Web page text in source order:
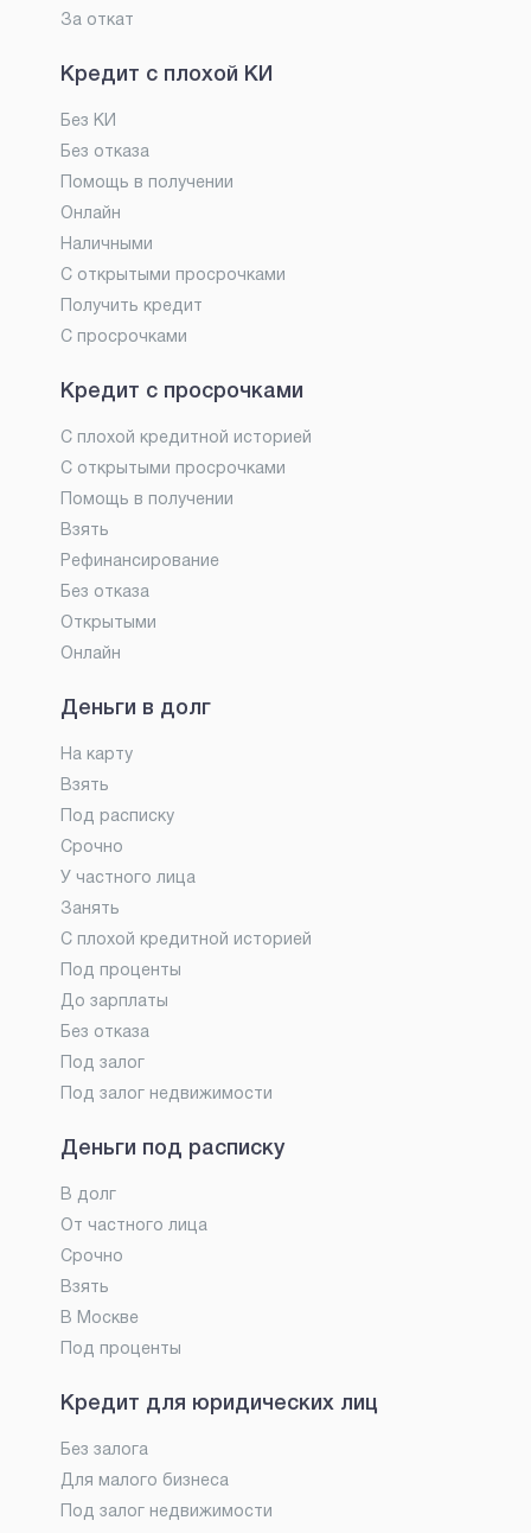
За откат
Кредит с плохой КИ
Без КИ
Без отказа
Помощь в получении
Онлайн
Наличными
С открытыми просрочками
Получить кредит
С просрочками
Кредит с просрочками
С плохой кредитной историей
С открытыми просрочками
Помощь в получении
Взять
Рефинансирование
Без отказа
Открытыми
Онлайн
Деньги в долг
На карту
Взять
Под расписку
Срочно
У частного лица
Занять
С плохой кредитной историей
Под проценты
До зарплаты
Без отказа
Под залог
Под залог недвижимости
Деньги под расписку
В долг
От частного лица
Срочно
Взять
В Москве
Под проценты
Кредит для юридических лиц
Без залога
Для малого бизнеса
Под залог недвижимости